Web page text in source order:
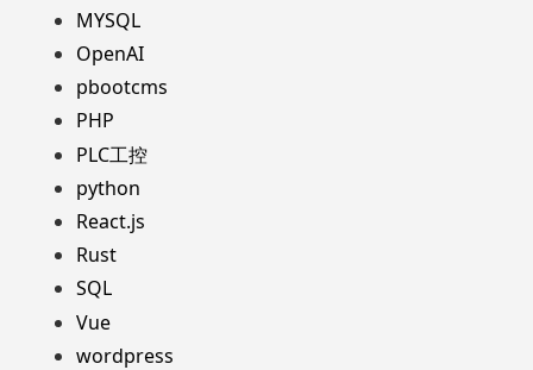
MYSQL
OpenAI
pbootcms
PHP
PLC工控
python
React.js
Rust
SQL
Vue
wordpress